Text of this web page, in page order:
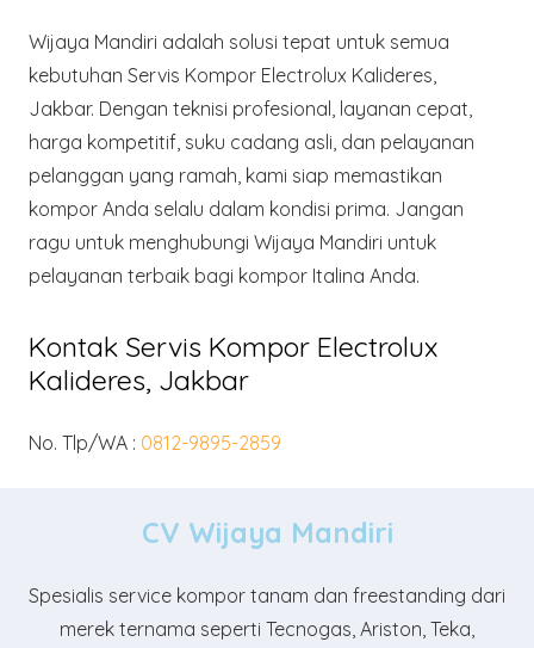
Wijaya Mandiri adalah solusi tepat untuk semua
kebutuhan Servis Kompor Electrolux Kalideres,
Jakbar. Dengan teknisi profesional, layanan cepat,
harga kompetitif, suku cadang asli, dan pelayanan
pelanggan yang ramah, kami siap memastikan
kompor Anda selalu dalam kondisi prima. Jangan
ragu untuk menghubungi Wijaya Mandiri untuk
pelayanan terbaik bagi kompor Italina Anda.
Kontak Servis Kompor Electrolux
Kalideres, Jakbar
No. Tlp/WA : 0812-9895-2859
CV Wijaya Mandiri
Spesialis service kompor tanam dan freestanding dari
merek ternama seperti Tecnogas, Ariston, Teka,